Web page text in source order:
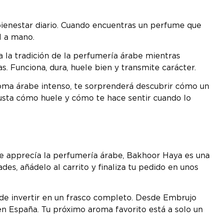
diario. Cuando encuentras un perfume que
mano.
la tradición de la perfumería árabe mientras
Funciona, dura, huele bien y transmite carácter.
árabe intenso, te sorprenderá descubrir cómo un
cómo huele y cómo te hace sentir cuando lo
apprecía la perfumería árabe, Bakhoor Haya es una
añádelo al carrito y finaliza tu pedido en unos
invertir en un frasco completo. Desde Embrujo
España. Tu próximo aroma favorito está a solo un